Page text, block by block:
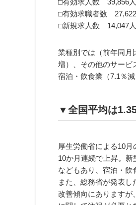
□有効求職者数 27,622
□新規求人数 14,047
業種別では（前年同月
増）、その他のサービ
宿泊・飲食業（7.1％減
▼全国平均は
厚生労働省による10月
10か月連続で上昇。新
などもあり、宿泊・飲
また、総務省が発表
改善傾向にありますが